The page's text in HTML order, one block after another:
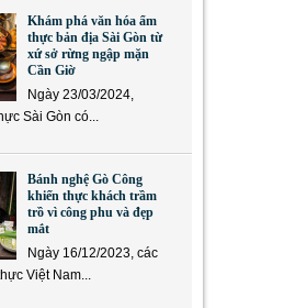
Khám phá văn hóa ẩm
thực bản địa Sài Gòn từ
xứ sở rừng ngập mặn
Cần Giờ
Ngày 23/03/2024,
Sài Gòn có...
Bánh nghệ Gò Công
khiến thực khách trầm
trồ vì công phu và đẹp
mắt
Ngày 16/12/2023, các
Việt Nam...